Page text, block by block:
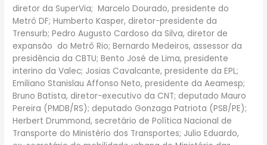
diretor da SuperVia; Marcelo Dourado, presidente do
Metrô DF; Humberto Kasper, diretor-presidente da
Trensurb; Pedro Augusto Cardoso da Silva, diretor de
expansão do Metrô Rio; Bernardo Medeiros, assessor da
presidência da CBTU; Bento José de Lima, presidente
interino da Valec; Josias Cavalcante, presidente da EPL;
Emiliano Stanislau Affonso Neto, presidente da Aeamesp;
Bruno Batista, diretor-executivo da CNT; deputado Mauro
Pereira (PMDB/RS); deputado Gonzaga Patriota (PSB/PE);
Herbert Drummond, secretário de Política Nacional de
Transporte do Ministério dos Transportes; Julio Eduardo,